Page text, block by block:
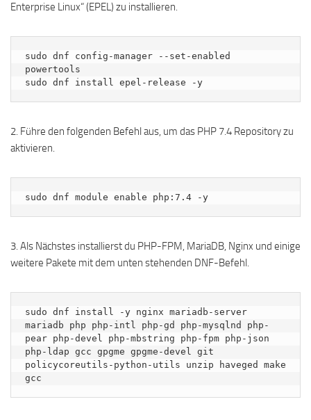
Enterprise Linux“ (EPEL) zu installieren.
sudo dnf config-manager --set-enabled
powertools
sudo dnf install epel-release -y
2. Führe den folgenden Befehl aus, um das PHP 7.4 Repository zu
aktivieren.
sudo dnf module enable php:7.4 -y
3. Als Nächstes installierst du PHP-FPM, MariaDB, Nginx und einige
weitere Pakete mit dem unten stehenden DNF-Befehl.
sudo dnf install -y nginx mariadb-server
mariadb php php-intl php-gd php-mysqlnd php-
pear php-devel php-mbstring php-fpm php-json
php-ldap gcc gpgme gpgme-devel git
policycoreutils-python-utils unzip haveged make
gcc